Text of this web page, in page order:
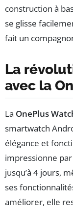
construction à
se glisse
fait un
La
avec la
La OnePlus
smartwatch
élégance et
impressionne
jusqu’à 4 jours,
ses
améliorer, elle